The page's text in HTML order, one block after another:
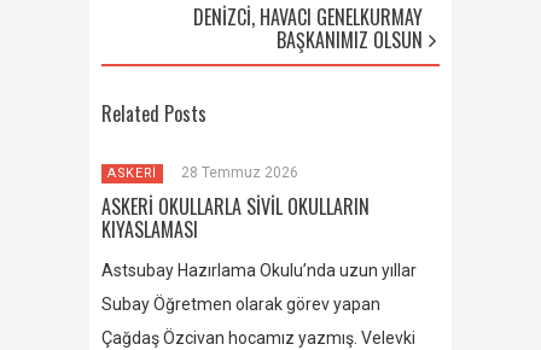
DENİZCİ, HAVACI GENELKURMAY
BAŞKANIMIZ OLSUN
Related Posts
ASKERİ 28 Temmuz 2026
ASKERİ OKULLARLA SİVİL OKULLARIN
KIYASLAMASI
Astsubay Hazırlama Okulu’nda uzun yıllar
Subay Öğretmen olarak görev yapan
Çağdaş Özcivan hocamız yazmış. Velevki